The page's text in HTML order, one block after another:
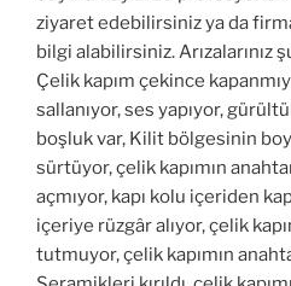
ziyaret edebilirsiniz ya da
bilgi alabilirsiniz. Arızalarınız
Çelik kapım çekince
sallanıyor, ses yapıyor,
boşluk var, Kilit bölgesinin
sürtüyor, çelik kapımın
açmıyor, kapı kolu içeriden
içeriye rüzgâr alıyor, çelik
tutmuyor, çelik kapımın